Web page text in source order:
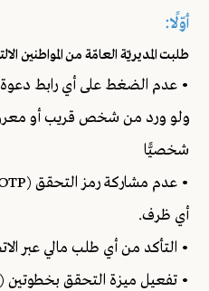
أوّلًا:
طلبت المديريّة العامّة من المواطنين
• عدم الضغط على أي رابط دعوة
ولو ورد من شخص قريب أو
شخصيًّا
أي ظرف.
• التأكد من أي طلب مالي عبر